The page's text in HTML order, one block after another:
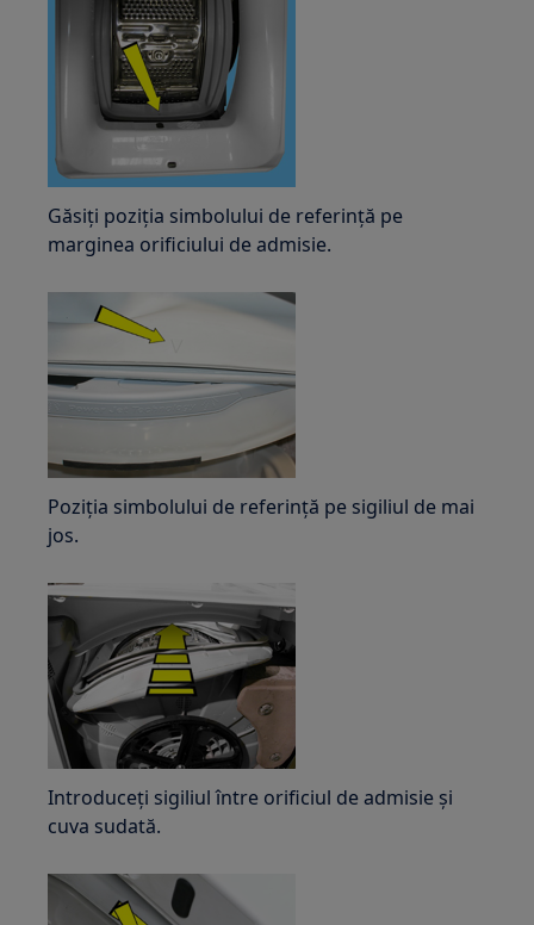
Găsiți poziția simbolului de referință pe
marginea orificiului de admisie.
Poziția simbolului de referință pe sigiliul de mai
jos.
Introduceți sigiliul între orificiul de admisie și
cuva sudată.